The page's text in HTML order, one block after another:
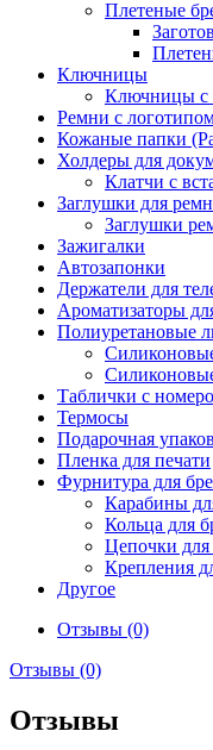
Плетеные
Ключницы
Ключницы с
Ремни с
Кожаные папки
Холдеры для
Клатчи с
Заглушки для
Заглушки
Зажигалки
Автозапонки
Держатели для
Ароматизаторы
Полиуретановые
Таблички с
Термосы
Подарочная
Пленка для печати
Фурнитура для
Карабины
Кольца для
Цепочки для
Крепления
Другое
Отзывы (0)
Отзывы (0)
Отзывы